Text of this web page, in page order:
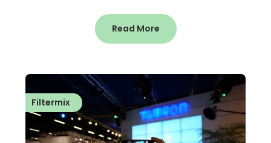
Read More
Filtermix